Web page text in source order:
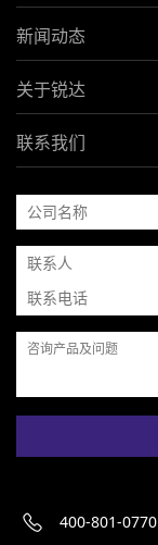
新闻动态
关于锐达
联系我们
400-801-0770